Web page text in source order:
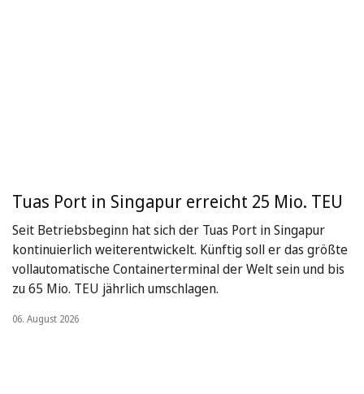
Tuas Port in Singapur erreicht 25 Mio. TEU
Seit Betriebsbeginn hat sich der Tuas Port in Singapur
kontinuierlich weiterentwickelt. Künftig soll er das größte
vollautomatische Containerterminal der Welt sein und bis
zu 65 Mio. TEU jährlich umschlagen.
06. August 2026